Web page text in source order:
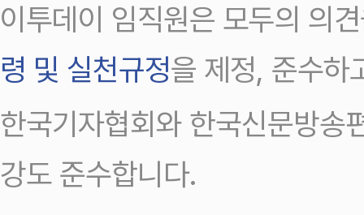
이투데이 임직원은 모두의 의
령 및 실천규정을 제정, 준수하
한국기자협회와 한국신문방송
강도 준수합니다.